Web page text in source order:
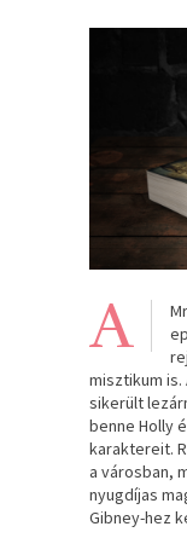
A
misztikum
sikerült
benne Holly
karaktereit.
a városban,
nyugdíjas
Gibney-hez